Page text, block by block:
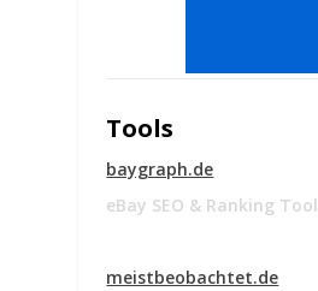
Tools
baygraph.de
eBay SEO & Ranking Tool
meistbeobachtet.de